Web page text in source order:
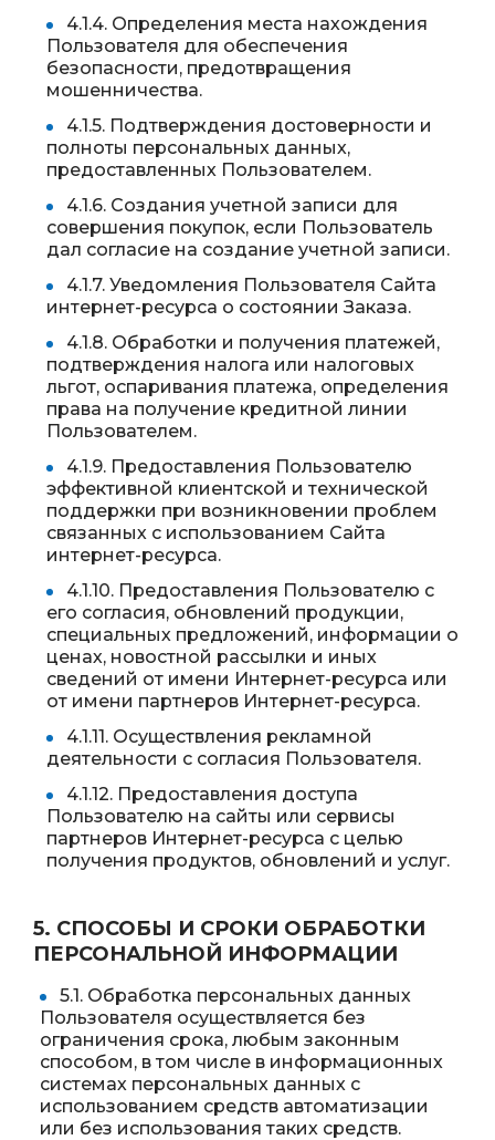
4.1.4. Определения места нахождения
Пользователя для обеспечения
безопасности, предотвращения
мошенничества.
4.1.5. Подтверждения достоверности и
полноты персональных данных,
предоставленных Пользователем.
4.1.6. Создания учетной записи для
совершения покупок, если Пользователь
дал согласие на создание учетной записи.
4.1.7. Уведомления Пользователя Сайта
интернет-ресурса о состоянии Заказа.
4.1.8. Обработки и получения платежей,
подтверждения налога или налоговых
льгот, оспаривания платежа, определения
права на получение кредитной линии
Пользователем.
4.1.9. Предоставления Пользователю
эффективной клиентской и технической
поддержки при возникновении проблем
связанных с использованием Сайта
интернет-ресурса.
4.1.10. Предоставления Пользователю с
его согласия, обновлений продукции,
специальных предложений, информации о
ценах, новостной рассылки и иных
сведений от имени Интернет-ресурса или
от имени партнеров Интернет-ресурса.
4.1.11. Осуществления рекламной
деятельности с согласия Пользователя.
4.1.12. Предоставления доступа
Пользователю на сайты или сервисы
партнеров Интернет-ресурса с целью
получения продуктов, обновлений и услуг.
5. СПОСОБЫ И СРОКИ ОБРАБОТКИ
ПЕРСОНАЛЬНОЙ ИНФОРМАЦИИ
5.1. Обработка персональных данных
Пользователя осуществляется без
ограничения срока, любым законным
способом, в том числе в информационных
системах персональных данных с
использованием средств автоматизации
или без использования таких средств.